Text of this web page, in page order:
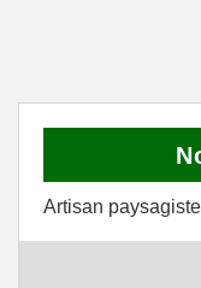
Artisan